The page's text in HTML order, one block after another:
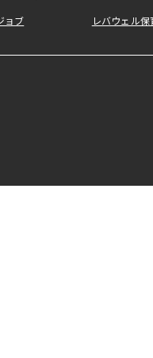
ョブ レバウェル